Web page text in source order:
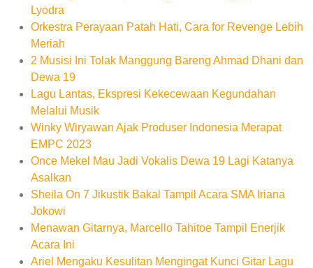
Lyodra
Orkestra Perayaan Patah Hati, Cara for Revenge Lebih
Meriah
2 Musisi Ini Tolak Manggung Bareng Ahmad Dhani dan
Dewa 19
Lagu Lantas, Ekspresi Kekecewaan Kegundahan
Melalui Musik
Winky Wiryawan Ajak Produser Indonesia Merapat
EMPC 2023
Once Mekel Mau Jadi Vokalis Dewa 19 Lagi Katanya
Asalkan
Sheila On 7 Jikustik Bakal Tampil Acara SMA Iriana
Jokowi
Menawan Gitarnya, Marcello Tahitoe Tampil Enerjik
Acara Ini
Ariel Mengaku Kesulitan Mengingat Kunci Gitar Lagu